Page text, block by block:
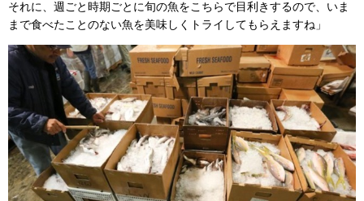
それに、週ごと時期ごとに旬の魚をこちらで目利きするので、いま
まで食べたことのない魚を美味しくトライしてもらえますね」